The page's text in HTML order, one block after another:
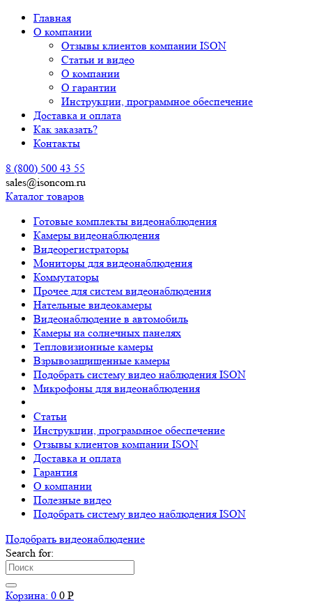
Главная
О компании
Отзывы клиентов компании ISON
Статьи и видео
О компании
О гарантии
Инструкции, программное обеспечение
Доставка и оплата
Как заказать?
Контакты
8 (800) 500 43 55
sales@isoncom.ru
Каталог товаров
Готовые комплекты видеонаблюдения
Камеры видеонаблюдения
Видеорегистраторы
Мониторы для видеонаблюдения
Коммутаторы
Прочее для систем видеонаблюдения
Нательные видеокамеры
Видеонаблюдение в автомобиль
Камеры на солнечных панелях
Тепловизионные камеры
Взрывозащищенные камеры
Подобрать систему видео наблюдения ISON
Микрофоны для видеонаблюдения
Статьи
Инструкции, программное обеспечение
Отзывы клиентов компании ISON
Доставка и оплата
Гарантия
О компании
Полезные видео
Подобрать систему видео наблюдения ISON
Подобрать видеонаблюдениe
Search for:
Корзина: 0 0 Р